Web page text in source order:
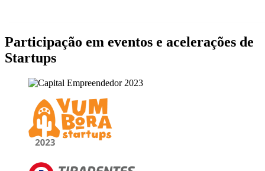
Participação em eventos e acelerações de
Startups